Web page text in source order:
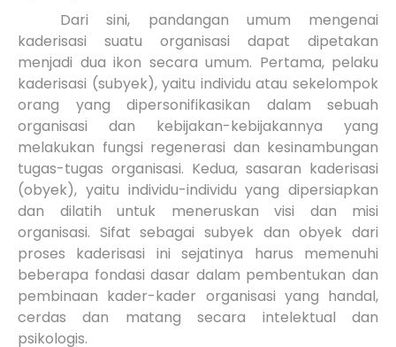
Dari sini, pandangan umum mengenai
kaderisasi suatu organisasi dapat dipetakan
menjadi dua ikon secara umum. Pertama, pelaku
kaderisasi (subyek), yaitu individu atau sekelompok
orang yang dipersonifikasikan dalam sebuah
organisasi dan kebijakan-kebijakannya yang
melakukan fungsi regenerasi dan kesinambungan
tugas-tugas organisasi. Kedua, sasaran kaderisasi
(obyek), yaitu individu-individu yang dipersiapkan
dan dilatih untuk meneruskan visi dan misi
organisasi. Sifat sebagai subyek dan obyek dari
proses kaderisasi ini sejatinya harus memenuhi
beberapa fondasi dasar dalam pembentukan dan
pembinaan kader-kader organisasi yang handal,
cerdas dan matang secara intelektual dan
psikologis.